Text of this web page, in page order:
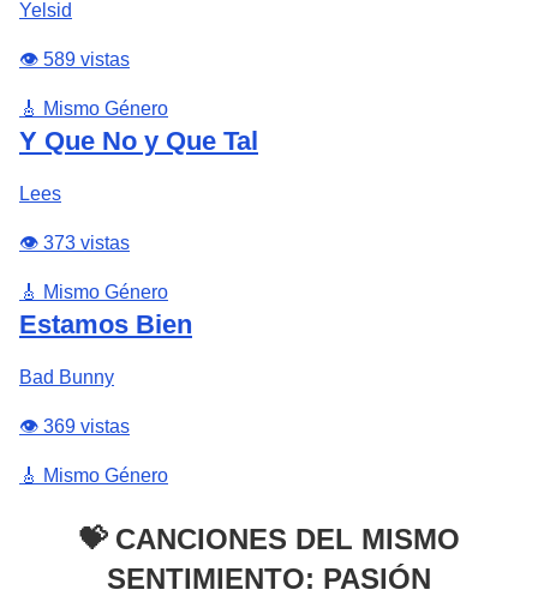
Yelsid
👁️ 589 vistas
🎸 Mismo Género
Y Que No y Que Tal
Lees
👁️ 373 vistas
🎸 Mismo Género
Estamos Bien
Bad Bunny
👁️ 369 vistas
🎸 Mismo Género
💝 CANCIONES DEL MISMO
SENTIMIENTO: PASIÓN